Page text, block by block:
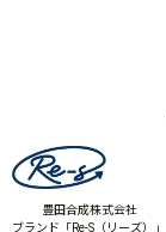
豊田合成株式会社
ブランド「Re-S（リーズ）」